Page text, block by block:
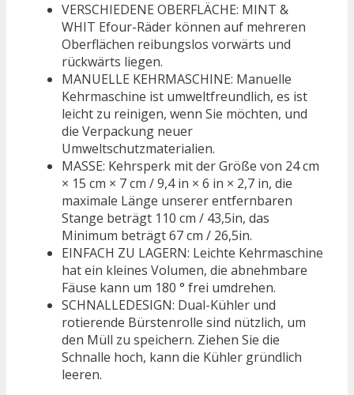
VERSCHIEDENE OBERFLÄCHE: MINT &
WHIT Efour-Räder können auf mehreren
Oberflächen reibungslos vorwärts und
rückwärts liegen.
MANUELLE KEHRMASCHINE: Manuelle
Kehrmaschine ist umweltfreundlich, es ist
leicht zu reinigen, wenn Sie möchten, und
die Verpackung neuer
Umweltschutzmaterialien.
MASSE: Kehrsperk mit der Größe von 24 cm
× 15 cm × 7 cm / 9,4 in × 6 in × 2,7 in, die
maximale Länge unserer entfernbaren
Stange beträgt 110 cm / 43,5in, das
Minimum beträgt 67 cm / 26,5in.
EINFACH ZU LAGERN: Leichte Kehrmaschine
hat ein kleines Volumen, die abnehmbare
Fäuse kann um 180 ° frei umdrehen.
SCHNALLEDESIGN: Dual-Kühler und
rotierende Bürstenrolle sind nützlich, um
den Müll zu speichern. Ziehen Sie die
Schnalle hoch, kann die Kühler gründlich
leeren.